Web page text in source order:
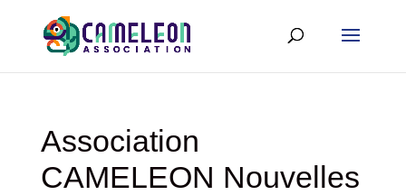
Association
CAMELEON Nouvelles